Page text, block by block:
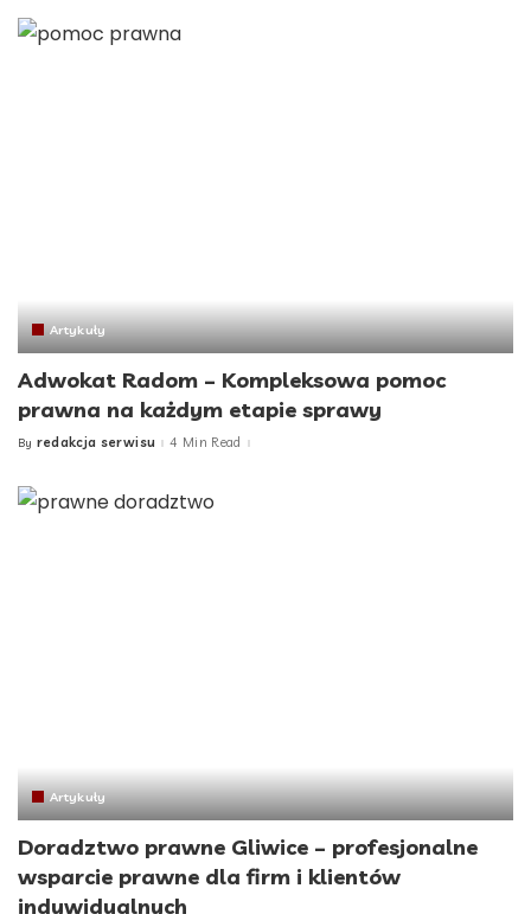
Artykuły
Adwokat Radom – Kompleksowa pomoc
prawna na każdym etapie sprawy
Posted
By redakcja serwisu 4 Min Read
Artykuły
Doradztwo prawne Gliwice – profesjonalne
wsparcie prawne dla firm i klientów
indywidualnych